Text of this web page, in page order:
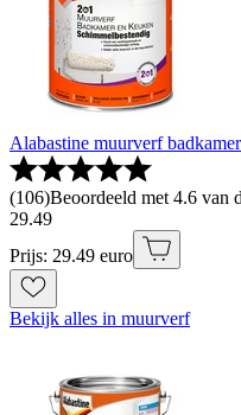
Alabastine muurverf
(106)Beoordeeld met 4.6 van
29.49
Prijs: 29.49 euro
Bekijk alles in muurverf